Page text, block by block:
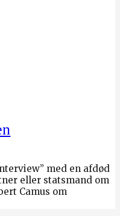
med en afdød
eller statsmand om
Camus om